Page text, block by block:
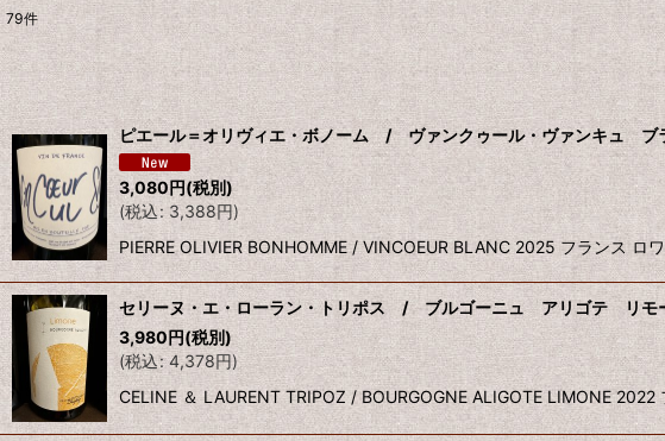
表示数 :
並び順
79件
ピエール＝オリヴィエ・ボノーム / ヴァンクゥール・ヴァンキュ
3,080円(税別)
(税込: 3,388円)
PIERRE OLIVIER BONHOMME / VINCOEUR BLANC 2025 フランス
セリーヌ・エ・ローラン・トリポス / ブルゴーニュ アリゴテ リ
3,980円(税別)
(税込: 4,378円)
CELINE ＆ LAURENT TRIPOZ / BOURGOGNE ALIGOTE LIMONE